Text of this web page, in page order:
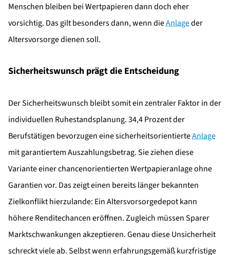
Menschen bleiben bei Wertpapieren dann doch eher
vorsichtig. Das gilt besonders dann, wenn dieAnlageder
Altersvorsorge dienen soll.
Sicherheitswunsch prägt die Entscheidung
Der Sicherheitswunsch bleibt somit ein zentraler Faktor in der
individuellen Ruhestandsplanung. 34,4 Prozent der
Berufstätigen bevorzugen eine sicherheitsorientierteAnlage
mit garantiertem Auszahlungsbetrag. Sie ziehen diese
Variante einer chancenorientierten Wertpapieranlage ohne
Garantien vor. Das zeigt einen bereits länger bekannten
Zielkonflikt hierzulande: Ein Altersvorsorgedepot kann
höhere Renditechancen eröffnen. Zugleich müssen Sparer
Marktschwankungen akzeptieren. Genau diese Unsicherheit
schreckt viele ab. Selbst wenn erfahrungsgemäß kurzfristige